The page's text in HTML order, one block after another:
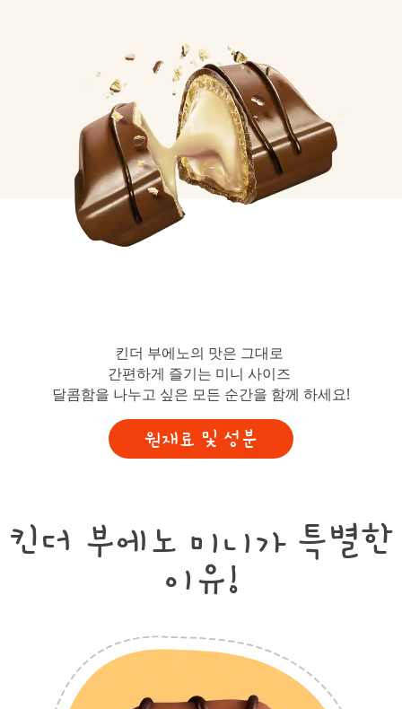
킨더 부에노의 맛은 그대로
간편하게 즐기는 미니 사이즈
달콤함을 나누고 싶은 모든 순간을 함께 하세요!
원재료 및 성분
킨더 부에노 미니가 특별한
이유!